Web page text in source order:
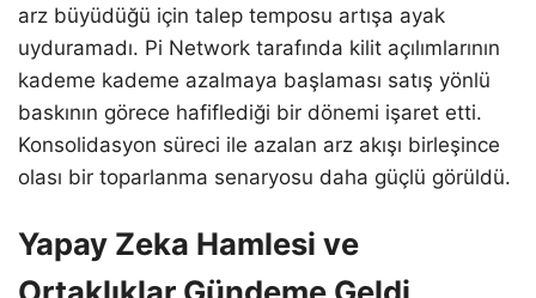
arz büyüdüğü için talep temposu artışa ayak
uyduramadı. Pi Network tarafında kilit açılımlarının
kademe kademe azalmaya başlaması satış yönlü
baskının görece hafiflediği bir dönemi işaret etti.
Konsolidasyon süreci ile azalan arz akışı birleşince
olası bir toparlanma senaryosu daha güçlü görüldü.
Yapay Zeka Hamlesi ve